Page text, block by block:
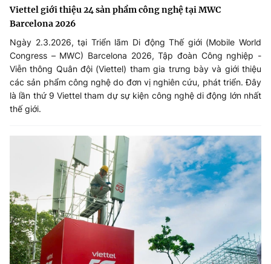
Viettel giới thiệu 24 sản phẩm công nghệ tại MWC
Barcelona 2026
Ngày 2.3.2026, tại Triển lãm Di động Thế giới (Mobile World
Congress – MWC) Barcelona 2026, Tập đoàn Công nghiệp -
Viễn thông Quân đội (Viettel) tham gia trưng bày và giới thiệu
các sản phẩm công nghệ do đơn vị nghiên cứu, phát triển. Đây
là lần thứ 9 Viettel tham dự sự kiện công nghệ di động lớn nhất
thế giới.